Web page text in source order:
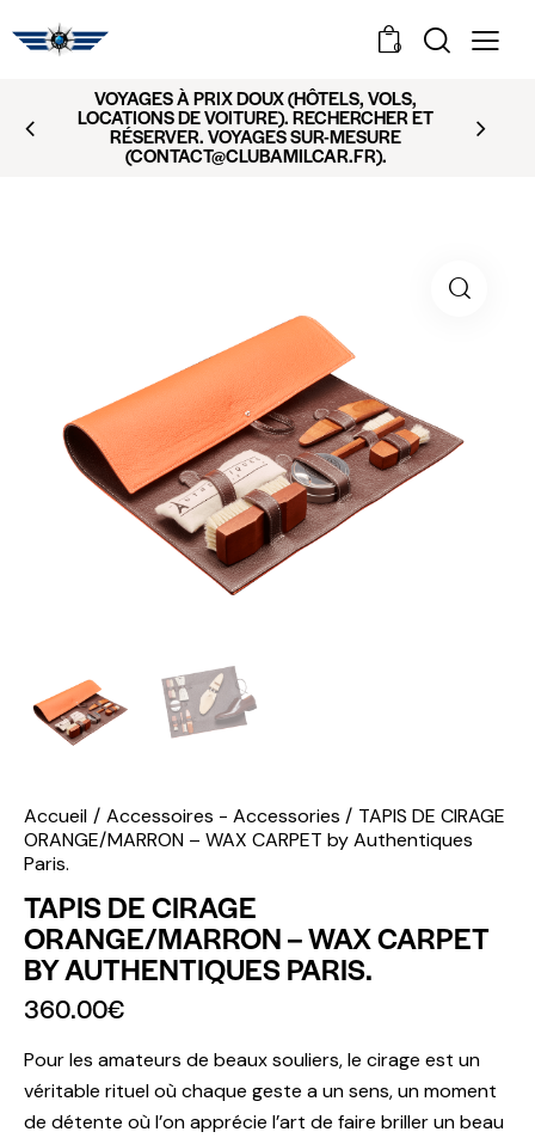
0
VOYAGES À PRIX DOUX (HÔTELS, VOLS,
LOCATIONS DE VOITURE). RECHERCHER ET
RÉSERVER. VOYAGES SUR-MESURE
(CONTACT@CLUBAMILCAR.FR).
Accueil Accessoires - Accessories
TAPIS DE CIRAGE
ORANGE/MARRON – WAX CARPET by Authentiques
Paris.
TAPIS DE CIRAGE
ORANGE/MARRON – WAX CARPET
BY AUTHENTIQUES PARIS.
360.00€
Pour les amateurs de beaux souliers, le cirage est un
véritable rituel où chaque geste a un sens, un moment
de détente où l’on apprécie l’art de faire briller un beau